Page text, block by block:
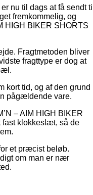
nu til dags at få sendt til
fremkommelig, og
HIGH BIKER SHORTS
Fragtmetoden bliver
fragttype er dog at
kort tid, og af den grund
pågældende vare.
– AIM HIGH BIKER
fast klokkeslæt, så de
et præcist beløb.
om man er nær